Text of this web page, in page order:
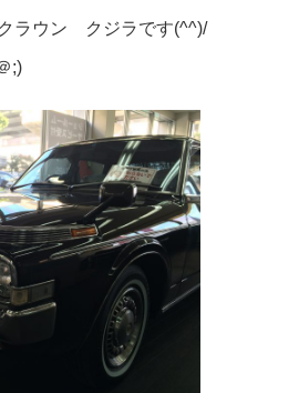
ラウン クジラです(^^)/
;)